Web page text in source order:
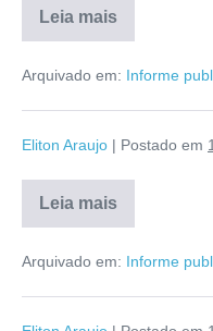
Leia mais
Arquivado em: Informe
Eliton Araujo | Postado em
Leia mais
Arquivado em: Informe